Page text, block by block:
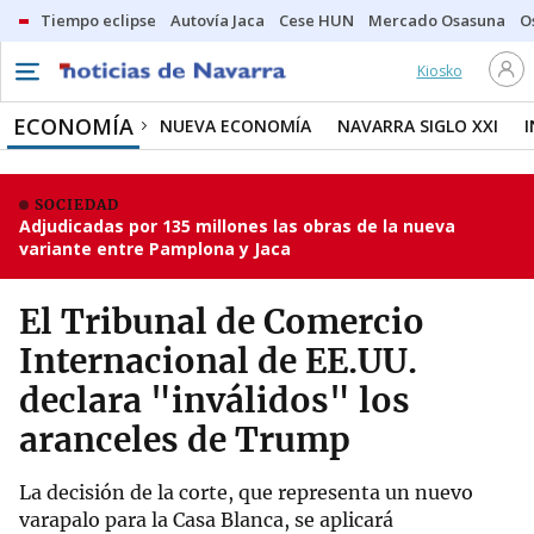
Tiempo eclipse Autovía Jaca Cese HUN Mercado Osasuna
Kiosko
ECONOMÍA NUEVA ECONOMÍA NAVARRA SIGLO XXI
SOCIEDAD
Adjudicadas por 135 millones las obras de la nueva
variante entre Pamplona y Jaca
El Tribunal de Comercio
Internacional de EE.UU.
declara "inválidos" los
aranceles de Trump
La decisión de la corte, que representa un nuevo
varapalo para la Casa Blanca, se aplicará